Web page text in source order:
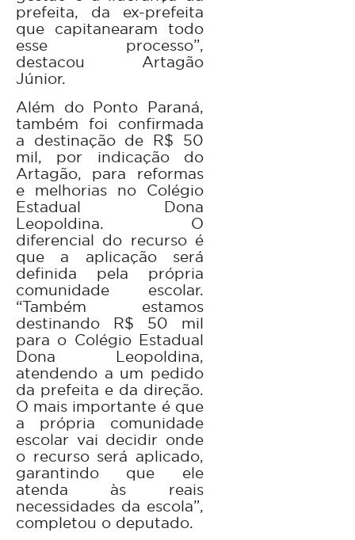
prefeita, da ex-prefeita
que capitanearam todo
esse processo”,
destacou Artagão
Júnior.
Além do Ponto Paraná,
também foi confirmada
a destinação de R$ 50
mil, por indicação do
Artagão, para reformas
e melhorias no Colégio
Estadual Dona
Leopoldina. O
diferencial do recurso é
que a aplicação será
definida pela própria
comunidade escolar.
“Também estamos
destinando R$ 50 mil
para o Colégio Estadual
Dona Leopoldina,
atendendo a um pedido
da prefeita e da direção.
O mais importante é que
a própria comunidade
escolar vai decidir onde
o recurso será aplicado,
garantindo que ele
atenda às reais
necessidades da escola”,
completou o deputado.